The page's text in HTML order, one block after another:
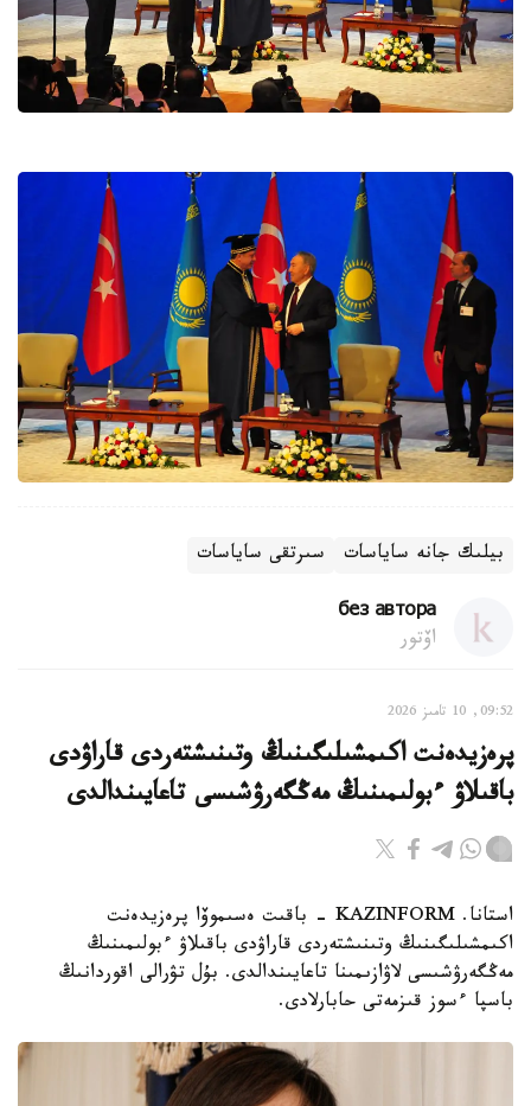
بيلىك جانە ساياسات سىرتقى ساياسات
без автора
اۆتور
09:52, 10 تامىز 2026
پرەزيدەنت اكىمشىلىگىنىڭ وتىنىشتەردى قاراۋدى
باقىلاۋ ءبولىمىنىڭ مەڭگەرۋشىسى تاعايىندالدى
استانا. KAZINFORM - باقىت ەسىموۆا پرەزيدەنت
اكىمشىلىگىنىڭ وتىنىشتەردى قاراۋدى باقىلاۋ ءبولىمىنىڭ
مەڭگەرۋشىسى لاۋازىمىنا تاعايىندالدى. بۇل تۋرالى اقوردانىڭ
باسپا ءسوز قىزمەتى حابارلادى.